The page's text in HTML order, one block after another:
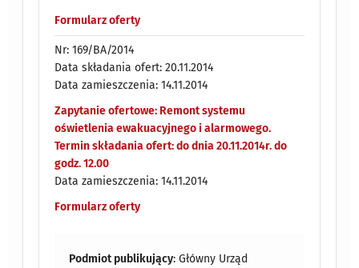
Formularz oferty
Nr: 169/BA/2014
Data składania ofert: 20.11.2014
Data zamieszczenia: 14.11.2014
Zapytanie ofertowe: Remont systemu
oświetlenia ewakuacyjnego i alarmowego.
Termin składania ofert: do dnia 20.11.2014r. do
godz. 12.00
Data zamieszczenia: 14.11.2014
Formularz oferty
Podmiot publikujący: Główny Urząd